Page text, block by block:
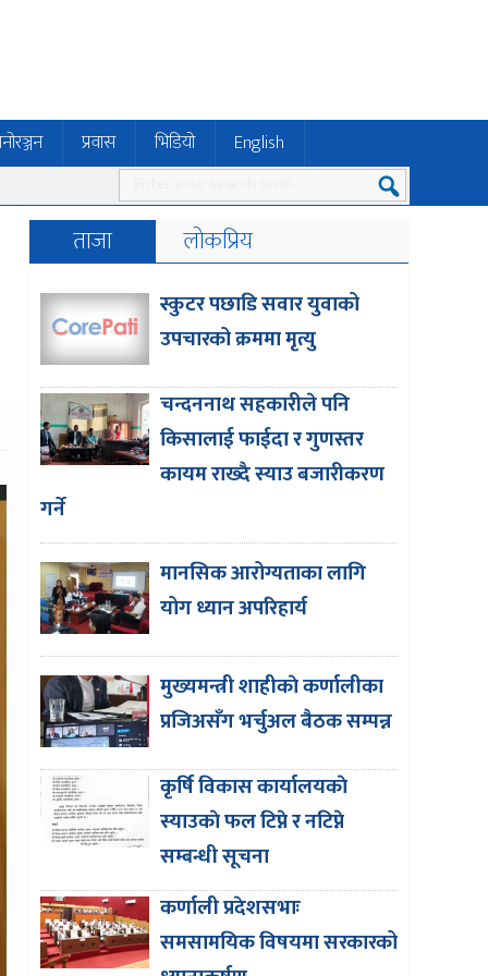
प्रवास भिडियो English
ताजा लोकप्रिय
स्कुटर पछाडि सवार युवाको
उपचारको क्रममा मृत्यु
चन्दननाथ सहकारीले पनि
किसालाई फाईदा र गुणस्तर
कायम राख्दै स्याउ बजारीकरण
गर्ने
मानसिक आरोग्यताका लागि
योग ध्यान अपरिहार्य
मुख्यमन्त्री शाहीकाे कर्णालीका
प्रजिअसँग भर्चुअल बैठक सम्पन्न
कृर्षि विकास कार्यालयकाे
स्याउकाे फल टिप्ने र नटिप्ने
सम्बन्धी सूचना
कर्णाली प्रदेशसभाः
समसामयिक विषयमा सरकारको